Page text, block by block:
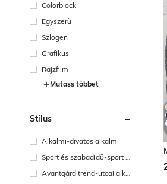
Colorblock
Egyszerű
Szlogen
Grafikus
Rajzfilm
Mutass többet
Stílus
Alkalmi-divatos alkalmi
Sport és szabadidő-sport é
s szabadidő
Avantgárd trend-utcai alkal